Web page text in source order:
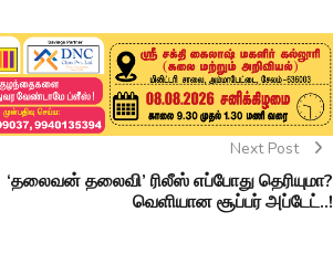
Next Post
‘தலைவன் தலைவி’ ரிலீஸ் எப்போது தெரியுமா?
வெளியான சூப்பர் அப்டேட்..!